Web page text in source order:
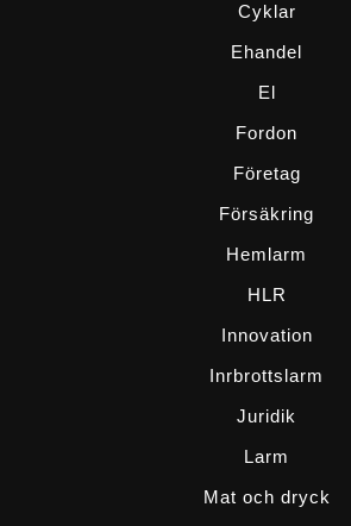
Cyklar
Ehandel
El
Fordon
Företag
Försäkring
Hemlarm
HLR
Innovation
Inrbrottslarm
Juridik
Larm
Mat och dryck